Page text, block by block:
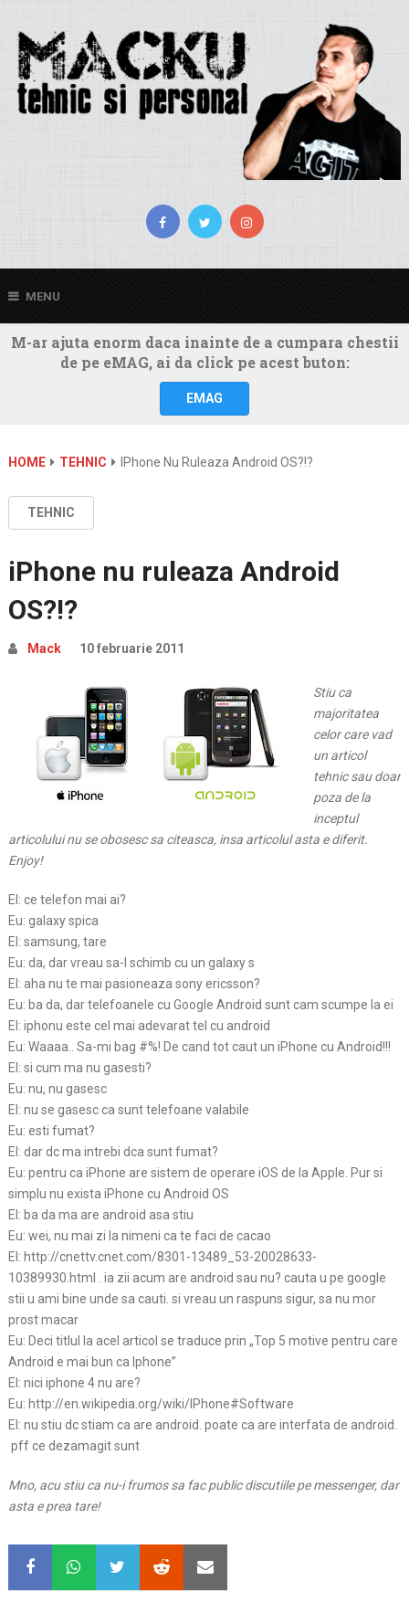
MENU
M-ar ajuta enorm daca inainte de a cumpara chestii
de pe eMAG, ai da click pe acest buton:
EMAG
HOME TEHNIC IPhone Nu Ruleaza Android OS?!?
TEHNIC
iPhone nu ruleaza Android
OS?!?
Mack 10 februarie 2011
Stiu ca
majoritatea
celor care vad
un articol
tehnic sau doar
poza de la
inceptul
articolului nu se obosesc sa citeasca, insa articolul asta e diferit.
Enjoy!
El: ce telefon mai ai?
Eu: galaxy spica
El: samsung, tare
Eu: da, dar vreau sa-l schimb cu un galaxy s
El: aha nu te mai pasioneaza sony ericsson?
Eu: ba da, dar telefoanele cu Google Android sunt cam scumpe la ei
El: iphonu este cel mai adevarat tel cu android
Eu: Waaaa.. Sa-mi bag #%! De cand tot caut un iPhone cu Android!!!
El: si cum ma nu gasesti?
Eu: nu, nu gasesc
El: nu se gasesc ca sunt telefoane valabile
Eu: esti fumat?
El: dar dc ma intrebi dca sunt fumat?
Eu: pentru ca iPhone are sistem de operare iOS de la Apple. Pur si
simplu nu exista iPhone cu Android OS
El: ba da ma are android asa stiu
Eu: wei, nu mai zi la nimeni ca te faci de cacao
El: http://cnettv.cnet.com/8301-13489_53-20028633-
10389930.html . ia zii acum are android sau nu? cauta u pe google
stii u ami bine unde sa cauti. si vreau un raspuns sigur, sa nu mor
prost macar
Eu: Deci titlul la acel articol se traduce prin „Top 5 motive pentru care
Android e mai bun ca Iphone”
El: nici iphone 4 nu are?
Eu: http://en.wikipedia.org/wiki/IPhone#Software
El: nu stiu dc stiam ca are android. poate ca are interfata de android.
pff ce dezamagit sunt
Mno, acu stiu ca nu-i frumos sa fac public discutiile pe messenger, dar
asta e prea tare!